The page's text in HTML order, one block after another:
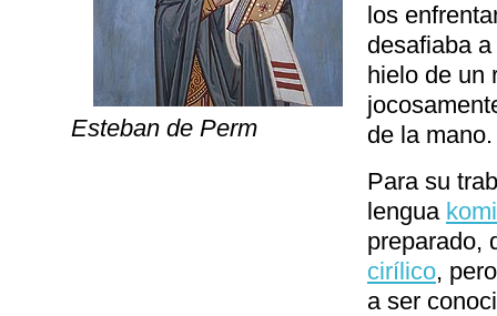
Esteban de Perm
los
desafiaba
hielo de un
de la mano.
Para su
lengua komi
preparado,
cirílico,
a ser